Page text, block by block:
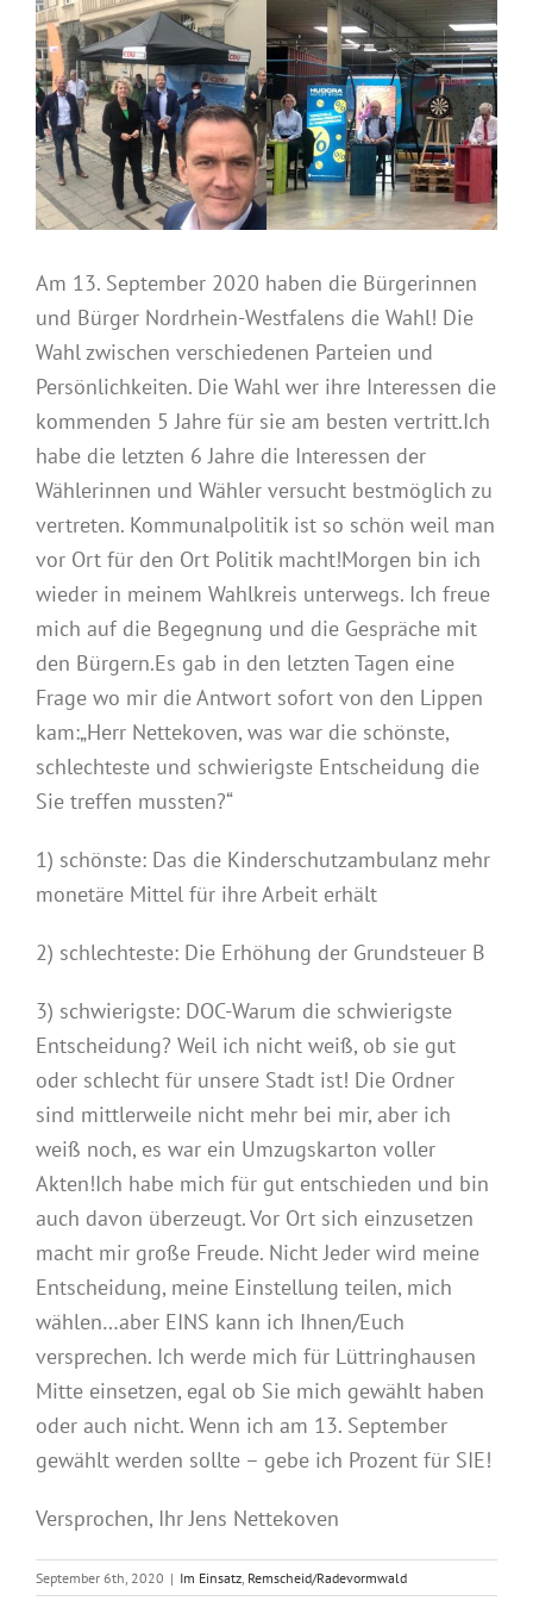
Am 13. September 2020 haben die Bürgerinnen
und Bürger Nordrhein-Westfalens die Wahl! Die
Wahl zwischen verschiedenen Parteien und
Persönlichkeiten. Die Wahl wer ihre Interessen die
kommenden 5 Jahre für sie am besten vertritt.Ich
habe die letzten 6 Jahre die Interessen der
Wählerinnen und Wähler versucht bestmöglich zu
vertreten. Kommunalpolitik ist so schön weil man
vor Ort für den Ort Politik macht!Morgen bin ich
wieder in meinem Wahlkreis unterwegs. Ich freue
mich auf die Begegnung und die Gespräche mit
den Bürgern.Es gab in den letzten Tagen eine
Frage wo mir die Antwort sofort von den Lippen
kam:„Herr Nettekoven, was war die schönste,
schlechteste und schwierigste Entscheidung die
Sie treffen mussten?“
1) schönste: Das die Kinderschutzambulanz mehr
monetäre Mittel für ihre Arbeit erhält
2) schlechteste: Die Erhöhung der Grundsteuer B
3) schwierigste: DOC-Warum die schwierigste
Entscheidung? Weil ich nicht weiß, ob sie gut
oder schlecht für unsere Stadt ist! Die Ordner
sind mittlerweile nicht mehr bei mir, aber ich
weiß noch, es war ein Umzugskarton voller
Akten!Ich habe mich für gut entschieden und bin
auch davon überzeugt. Vor Ort sich einzusetzen
macht mir große Freude. Nicht Jeder wird meine
Entscheidung, meine Einstellung teilen, mich
wählen…aber EINS kann ich Ihnen/Euch
versprechen. Ich werde mich für Lüttringhausen
Mitte einsetzen, egal ob Sie mich gewählt haben
oder auch nicht. Wenn ich am 13. September
gewählt werden sollte – gebe ich Prozent für SIE!
Versprochen, Ihr Jens Nettekoven
September 6th, 2020 | Im Einsatz, Remscheid/Radevormwald